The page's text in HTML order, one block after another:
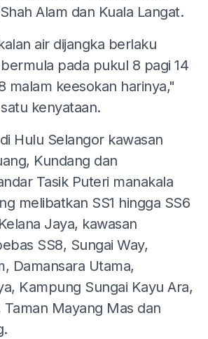
Alam dan Kuala Langat.
air dijangka berlaku
pada pukul 8 pagi 14
malam keesokan harinya,"
kenyataan.
Hulu Selangor kawasan
Kundang dan
Tasik Puteri manakala
melibatkan SS1 hingga SS6
Jaya, kawasan
SS8, Sungai Way,
Damansara Utama,
Kampung Sungai Kayu Ara,
Mayang Mas dan